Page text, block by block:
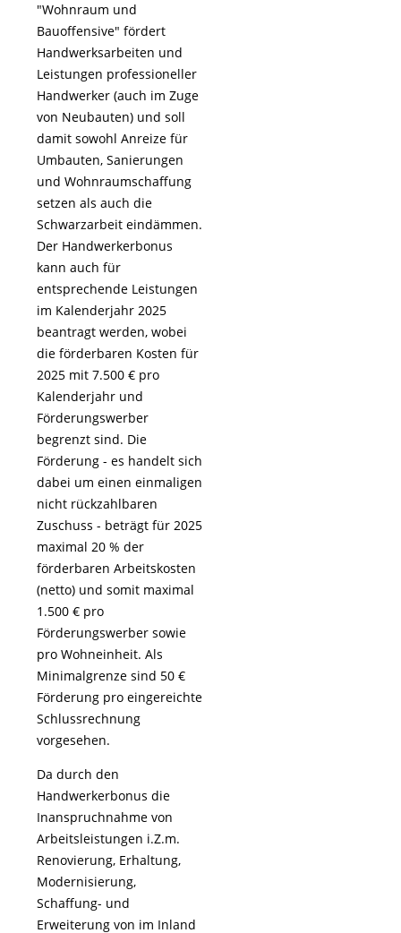
"Wohnraum und
Bauoffensive" fördert
Handwerksarbeiten und
Leistungen professioneller
Handwerker (auch im Zuge
von Neubauten) und soll
damit sowohl Anreize für
Umbauten, Sanierungen
und Wohnraumschaffung
setzen als auch die
Schwarzarbeit eindämmen.
Der Handwerkerbonus
kann auch für
entsprechende Leistungen
im Kalenderjahr 2025
beantragt werden, wobei
die förderbaren Kosten für
2025 mit 7.500 € pro
Kalenderjahr und
Förderungswerber
begrenzt sind. Die
Förderung - es handelt sich
dabei um einen einmaligen
nicht rückzahlbaren
Zuschuss - beträgt für 2025
maximal 20 % der
förderbaren Arbeitskosten
(netto) und somit maximal
1.500 € pro
Förderungswerber sowie
pro Wohneinheit. Als
Minimalgrenze sind 50 €
Förderung pro eingereichte
Schlussrechnung
vorgesehen.
Da durch den
Handwerkerbonus die
Inanspruchnahme von
Arbeitsleistungen i.Z.m.
Renovierung, Erhaltung,
Modernisierung,
Schaffung- und
Erweiterung von im Inland